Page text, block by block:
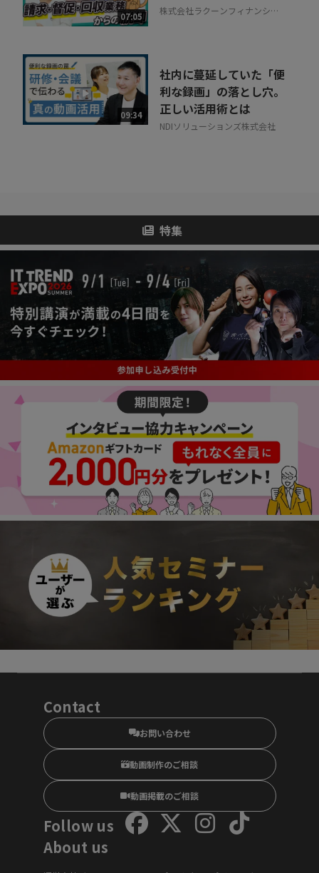
07:05
株式会社ラクーンフィナンシャ
09:34
社内に蔓延していた「便
利な録画」の落とし穴。
正しい活用術とは
NDIソリューションズ株式会社
特集
Contact
お問い合わせ
動画制作のご相談
動画掲載のご相談
Follow us
About us